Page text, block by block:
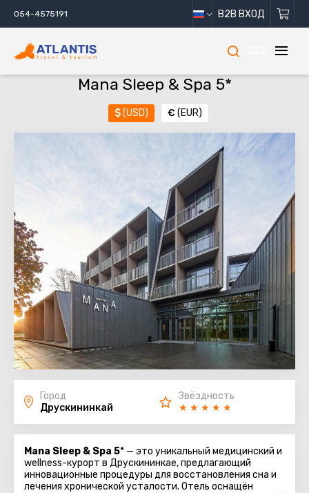
054-4575191 B2B ВХОД
Mana Sleep & Spa 5*
$(USD) € (EUR)
Город
Друскининкай
Звёздность
★ ★ ★ ★ ★
Mana Sleep & Spa 5* — это уникальный медицинский и
wellness-курорт в Друскининкае, предлагающий
инновационные процедуры для восстановления сна и
лечения хронической усталости. Отель оснащён